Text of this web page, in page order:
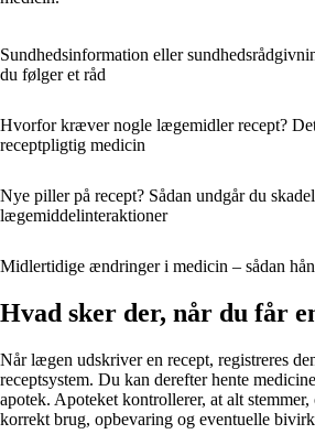
Sundhedsinformation eller
du følger et råd
Hvorfor kræver nogle lægemidler recept?
receptpligtig medicin
Nye piller på recept? Sådan undgår du
lægemiddelinteraktioner
Midlertidige ændringer i medicin – sådan
Hvad sker der, når du får
Når lægen udskriver en recept, registreres
receptsystem. Du kan derefter hente
apotek. Apoteket kontrollerer, at alt
korrekt brug, opbevaring og eventuelle